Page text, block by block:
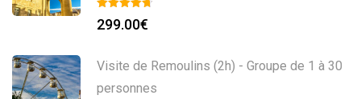
299.00€
Visite de Remoulins (2h) - Groupe de 1 à 30
personnes